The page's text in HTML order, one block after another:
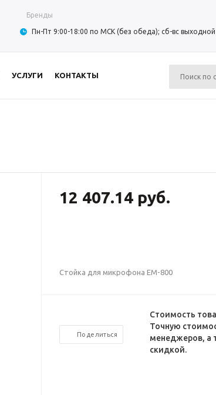
Бренды
Пн-Пт 9:00-18:00 по МСК (без обеда); сб-вс выходной
УСЛУГИ КОНТАКТЫ
12 407.14 руб.
Стойка для микрофона EM-800
Поделиться
Стоимость
Точную
менеджеров, а
скидкой.